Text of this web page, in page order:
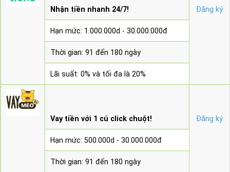
Nhận tiền nhanh 24/7! Đăng ký
Hạn mức: 1.000.000d - 30.000.000đ
Thời gian: 91 đến 180 ngày
Lãi suất: 0% và tối đa là 20%
Vay tiền với 1 cú click chuột! Đăng ký
Hạn mức: 500.000d - 30.000.000đ
Thời gian: 91 đến 180 ngày